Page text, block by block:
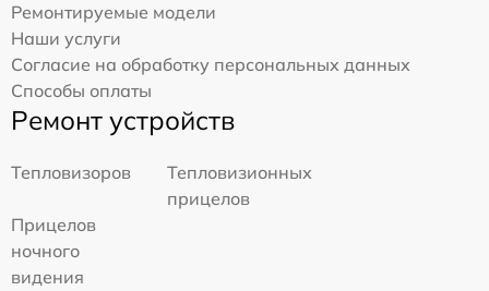
Ремонтируемые модели
Наши услуги
Согласие на обработку персональных данных
Способы оплаты
Ремонт устройств
Тепловизоров
Тепловизионных
прицелов
Прицелов
ночного
видения